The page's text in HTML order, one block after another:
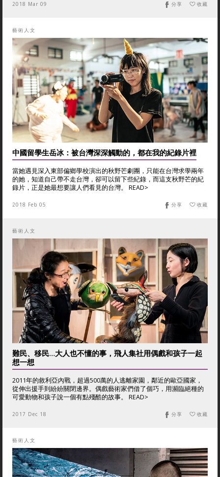
2018 Mar 09 收藏
分享
藝術人文
中國留學生岳冰：被台灣深深觸動的，都在我的紀錄片裡
當她遇見深入東部偏鄉學校演出的秋野芒劇團，只能在台灣求學兩年
的她，知道自己帶不走台灣，卻可以留下些紀錄，而這支秋野芒的紀
錄片，正是她最想要讓人們看見的台灣。 READ>
2018 Feb 05 收藏
分享
藝術人文
難民、移民…大人也不懂的事，飛人集社用偶戲和孩子一起
想一想
2011年的敘利亞內戰，超過500萬的人逃離家園，鄰近的歐亞國家，
從伸出援手到紛紛關閉邊界。偶戲藝術家們借了個巧，用瀕臨絕種的
可愛動物和孩子說一個有點殘酷的故事。 READ>
2017 Dec 18 收藏
分享
藝術人文